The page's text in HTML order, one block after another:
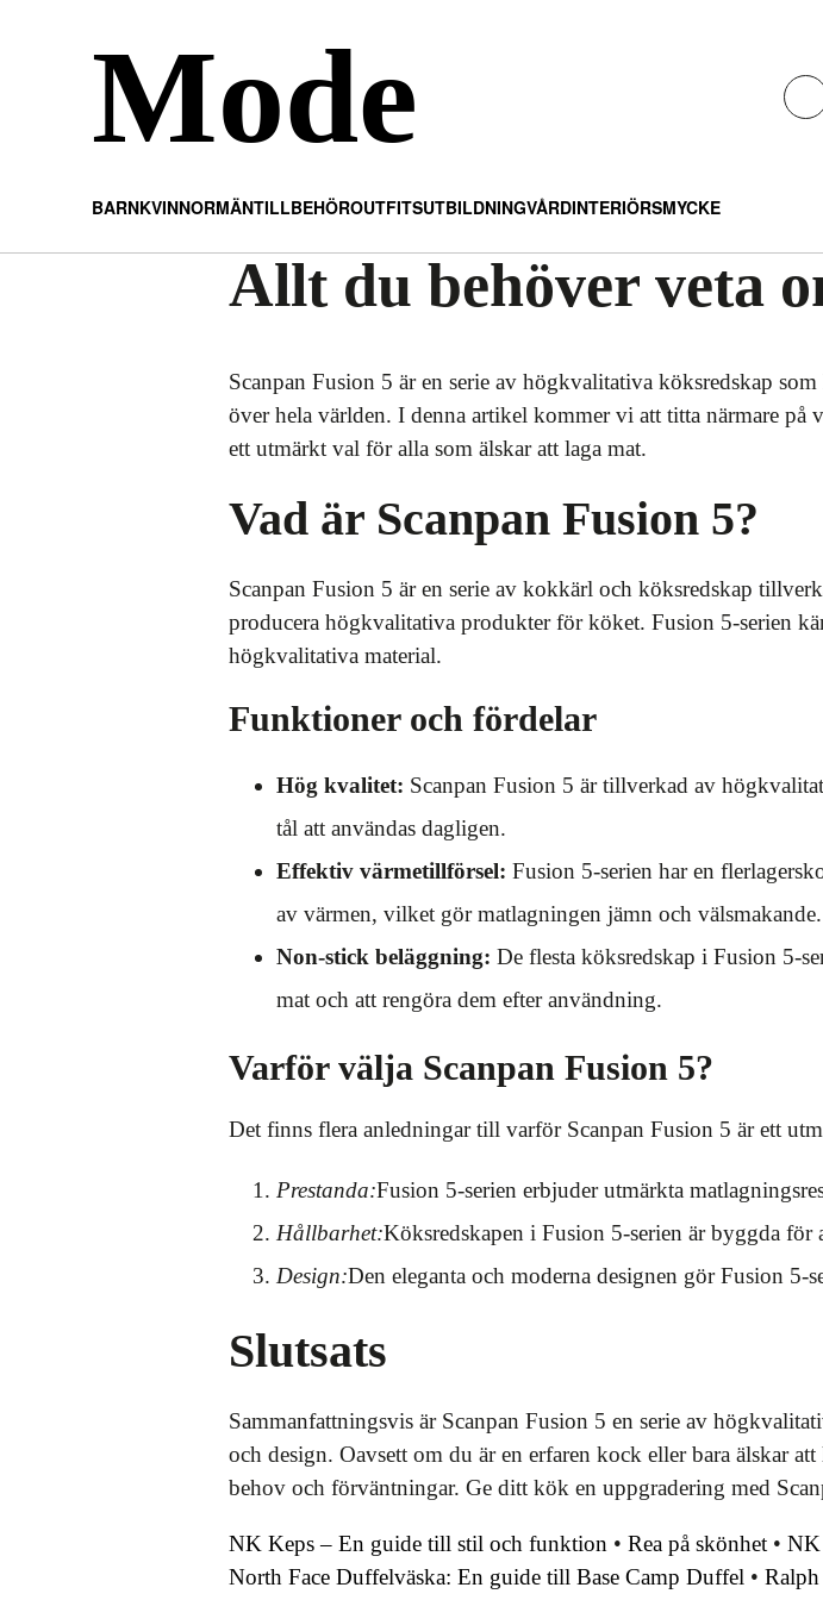
Mode
BARNKVINNORMÄNTILLBEHÖROUTFITSUTBILDNINGVÅRDINTERIÖRSMYCKE
Allt du behöver veta
Scanpan Fusion 5 är en serie av högkvalitativa köksredskap
över hela världen. I denna artikel kommer vi att titta närmare på
ett utmärkt val för alla som älskar att laga mat.
Vad är Scanpan Fusion 5?
Scanpan Fusion 5 är en serie av kokkärl och köksredskap
producera högkvalitativa produkter för köket. Fusion 5-serien
högkvalitativa material.
Funktioner och fördelar
Hög kvalitet: Scanpan Fusion 5 är tillverkad av
tål att användas dagligen.
Effektiv värmetillförsel: Fusion 5-serien har en
av värmen, vilket gör matlagningen jämn och välsmakande.
Non-stick beläggning: De flesta köksredskap i Fusion 5-
mat och att rengöra dem efter användning.
Varför välja Scanpan Fusion 5?
Det finns flera anledningar till varför Scanpan Fusion 5 är ett
Prestanda:Fusion 5-serien erbjuder utmärkta
Hållbarhet:Köksredskapen i Fusion 5-serien är byggda
Design:Den eleganta och moderna designen gör Fusion
Slutsats
Sammanfattningsvis är Scanpan Fusion 5 en serie av
och design. Oavsett om du är en erfaren kock eller bara älskar
behov och förväntningar. Ge ditt kök en uppgradering med
NK Keps – En guide till stil och funktion • Rea på skönhet • NK
North Face Duffelväska: En guide till Base Camp Duffel •